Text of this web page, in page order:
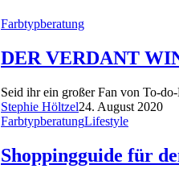
Farbtypberatung
DER VERDANT
Seid ihr ein großer Fan von To-
Stephie Höltzel24. August 2020
FarbtypberatungLifestyle
Shoppingguide für